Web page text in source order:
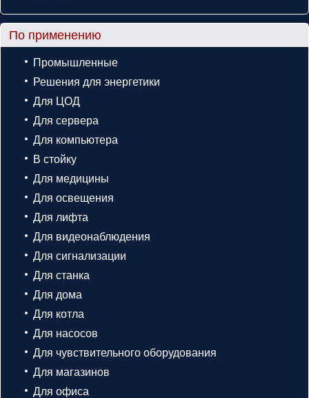
По применению
Промышленные
Решения для энергетики
Для ЦОД
Для сервера
Для компьютера
В стойку
Для медицины
Для освещения
Для лифта
Для видеонаблюдения
Для сигнализации
Для станка
Для дома
Для котла
Для насосов
Для чувствительного оборудования
Для магазинов
Для офиса